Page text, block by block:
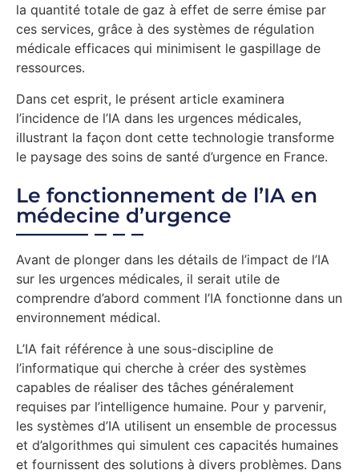
la quantité totale de gaz à effet de serre émise par
ces services, grâce à des systèmes de régulation
médicale efficaces qui minimisent le gaspillage de
ressources.
Dans cet esprit, le présent article examinera
l’incidence de l’IA dans les urgences médicales,
illustrant la façon dont cette technologie transforme
le paysage des soins de santé d’urgence en France.
Le fonctionnement de l’IA en
médecine d’urgence
Avant de plonger dans les détails de l’impact de l’IA
sur les urgences médicales, il serait utile de
comprendre d’abord comment l’IA fonctionne dans un
environnement médical.
L’IA fait référence à une sous-discipline de
l’informatique qui cherche à créer des systèmes
capables de réaliser des tâches généralement
requises par l’intelligence humaine. Pour y parvenir,
les systèmes d’IA utilisent un ensemble de processus
et d’algorithmes qui simulent ces capacités humaines
et fournissent des solutions à divers problèmes. Dans